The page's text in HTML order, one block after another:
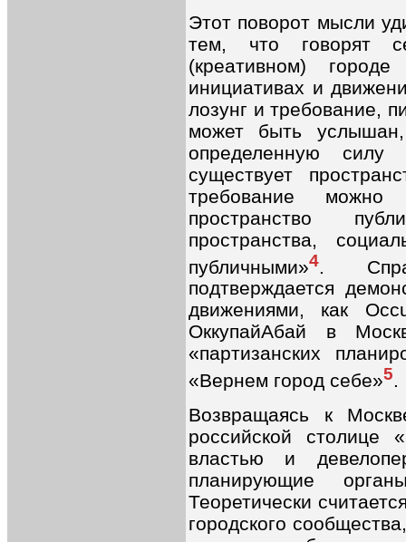
Этот поворот мысли
тем, что говорят
(креативном)
инициативах и
лозунг и требование,
может быть
определенную
существует
требование
пространство
пространства,
публичными»4 .
подтверждается
движениями, как
ОккупайАбай в
«партизанских
«Вернем город себе»5.
Возвращаясь к
российской столице
властью и
планирующие
Теоретически
городского